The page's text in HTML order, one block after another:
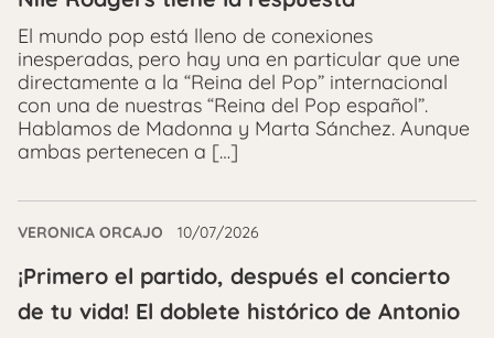
El mundo pop está lleno de conexiones
inesperadas, pero hay una en particular que une
directamente a la “Reina del Pop” internacional
con una de nuestras “Reina del Pop español”.
Hablamos de Madonna y Marta Sánchez. Aunque
ambas pertenecen a […]
VERONICA ORCAJO 10/07/2026
¡Primero el partido, después el concierto
de tu vida! El doblete histórico de Antonio